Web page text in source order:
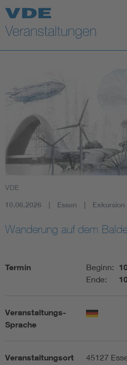
Top Themen
Fokusthemen
Energy
AI & Digital Trust
Health
Mobility
Electromobility
Energy storage
Functional safety
VDE
10.06.2026 Essen Exkursion
Wanderung auf dem
Termin Beginn:
Ende:
Veranstaltungs-
Sprache
Veranstaltungsort 45127